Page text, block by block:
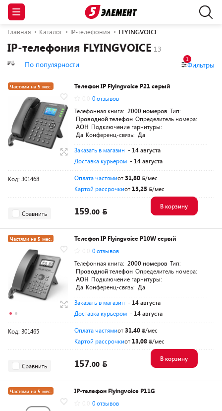
Главная Каталог IP-телефония FLYINGVOICE
IP-телефония FLYINGVOICE
По популярности Фильтры
1
Частями на 5 мес.
Телефон IP Flyingvoice P21 серый
0 отзывов
Телефонная книга: 2000 номеров Тип:
Проводной телефон Определитель номера:
АОН Подключение гарнитуры:
Да Конференц-связь: Да
Заказать в магазин - 14 августа
Доставка курьером - 14 августа
Код: 301468 Оплата частямиот31,80
/мес
Картой рассрочкиот 13,25 /мес
Сравнить 159.00
В корзину
Частями на 5 мес.
Телефон IP Flyingvoice P10W серый
0 отзывов
Телефонная книга: 2000 номеров Тип:
Проводной телефон Определитель номера:
АОН Подключение гарнитуры:
Да Конференц-связь: Да
Заказать в магазин - 14 августа
Доставка курьером - 14 августа
Код: 301465 Оплата частямиот31,40
/мес
Картой рассрочкиот 13,08 /мес
Сравнить 157.00
В корзину
Частями на 5 мес.
IP-телефон Flyingvoice P11G
0 отзывов